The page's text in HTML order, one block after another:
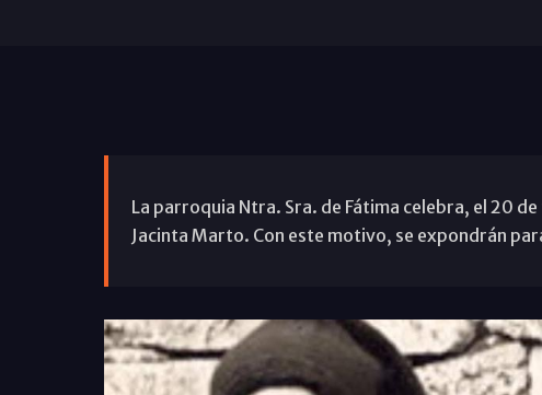
La parroquia Ntra. Sra. de Fátima celebra, el 20
Jacinta Marto. Con este motivo, se expondrán